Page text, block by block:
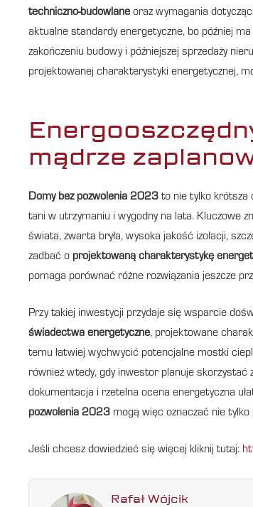
techniczno-budowlane oraz wymagania
aktualne standardy energetyczne, bo później
zakończeniu budowy i późniejszej sprzedaży
projektowanej charakterystyki energetycznej,
mądrze
Domy bez pozwolenia 2023 to nie tylko krótsza
tani w utrzymaniu i wygodny na lata. Kluczowe
świata, zwarta bryła, wysoka jakość izolacji,
zadbać o projektowaną charakterystykę
pomaga porównać różne rozwiązania jeszcze
Przy takiej inwestycji przydaje się wsparcie
świadectwa energetyczne, projektowane
temu łatwiej wychwycić potencjalne mostki
również wtedy, gdy inwestor planuje skorzystać
dokumentacja i rzetelna ocena energetyczna
pozwolenia 2023 mogą więc oznaczać nie
Jeśli chcesz dowiedzieć się więcej kliknij tutaj:
Rafał Wójcik